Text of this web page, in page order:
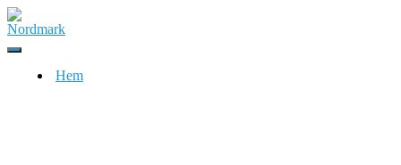
Slå
navigeringHem